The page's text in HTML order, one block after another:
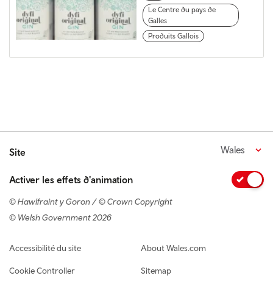
Le Centre du pays de
Galles
Produits Gallois
Site Wales
Activer les effets d'animation
© Hawlfraint y Goron / © Crown Copyright
© Welsh Government 2026
Footer navigation
Accessibilité du site
Cookie Controller
About Wales.com
Sitemap